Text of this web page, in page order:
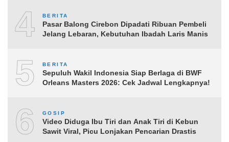
4 BERITA
Pasar Balong Cirebon Dipadati Ribuan Pembeli
Jelang Lebaran, Kebutuhan Ibadah Laris Manis
5 BERITA
Sepuluh Wakil Indonesia Siap Berlaga di BWF
Orleans Masters 2026: Cek Jadwal Lengkapnya!
6 GOSIP
Video Diduga Ibu Tiri dan Anak Tiri di Kebun
Sawit Viral, Picu Lonjakan Pencarian Drastis